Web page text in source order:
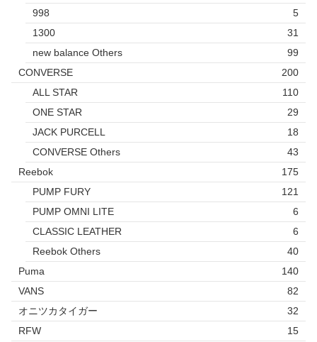
998
5
1300
31
new balance Others
99
CONVERSE
200
ALL STAR
110
ONE STAR
29
JACK PURCELL
18
CONVERSE Others
43
Reebok
175
PUMP FURY
121
PUMP OMNI LITE
6
CLASSIC LEATHER
6
Reebok Others
40
Puma
140
VANS
82
オニツカタイガー
32
RFW
15